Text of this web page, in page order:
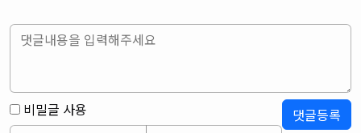
비밀글 사용